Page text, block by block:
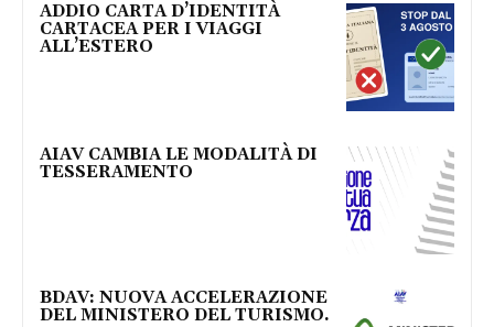
ADDIO CARTA D’IDENTITÀ
CARTACEA PER I VIAGGI
ALL’ESTERO
AIAV CAMBIA LE MODALITÀ DI
TESSERAMENTO
BDAV: NUOVA ACCELERAZIONE
DEL MINISTERO DEL TURISMO.